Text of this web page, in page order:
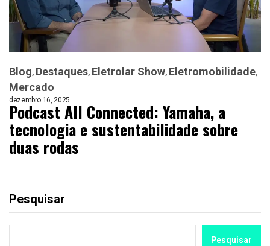
Blog Destaques Eletrolar Show Eletromobilidade
Mercado
dezembro 16, 2025
Podcast All Connected: Yamaha, a
tecnologia e sustentabilidade sobre
duas rodas
Pesquisar
Pesquisar